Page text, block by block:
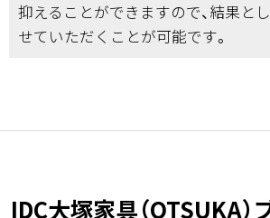
抑えることができますので、結果と
せていただくことが可能です。
IDC大塚家具（OTSUKA